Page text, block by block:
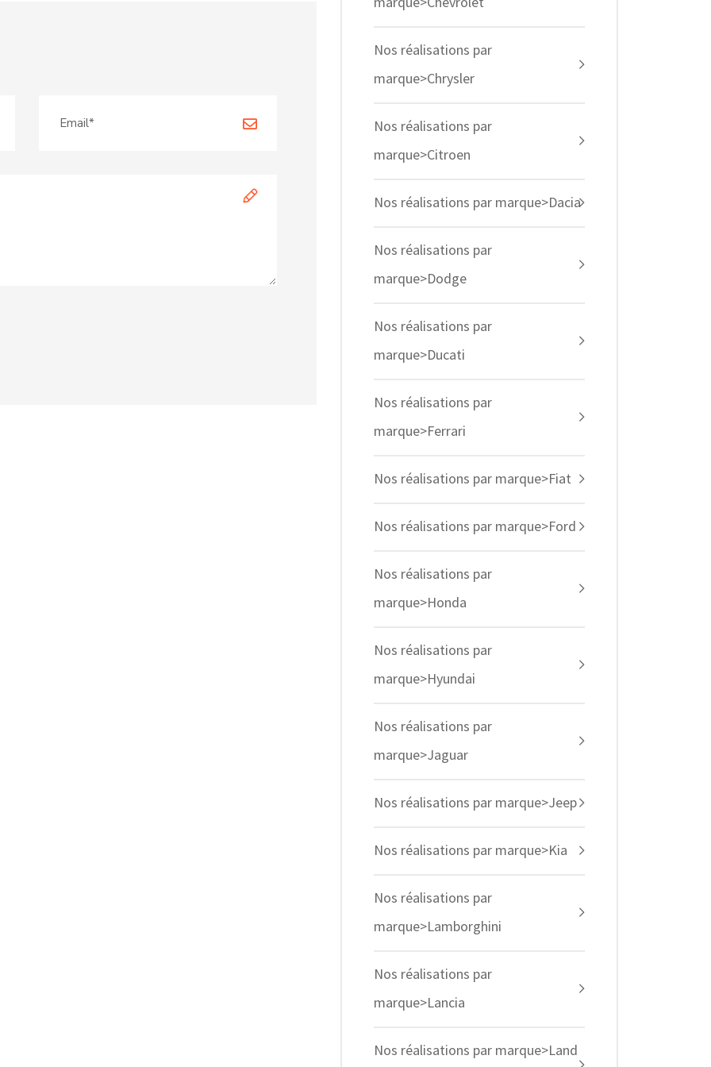
Nos réalisations par
marque>Chrysler
Nos réalisations par
marque>Citroen
Nos réalisations par marque>Dacia
Nos réalisations par
marque>Dodge
Nos réalisations par
marque>Ducati
Nos réalisations par
marque>Ferrari
Nos réalisations par marque>Fiat
Nos réalisations par marque>Ford
Nos réalisations par
marque>Honda
Nos réalisations par
marque>Hyundai
Nos réalisations par
marque>Jaguar
Nos réalisations par marque>Jeep
Nos réalisations par marque>Kia
Nos réalisations par
marque>Lamborghini
Nos réalisations par
marque>Lancia
Nos réalisations par marque>Land